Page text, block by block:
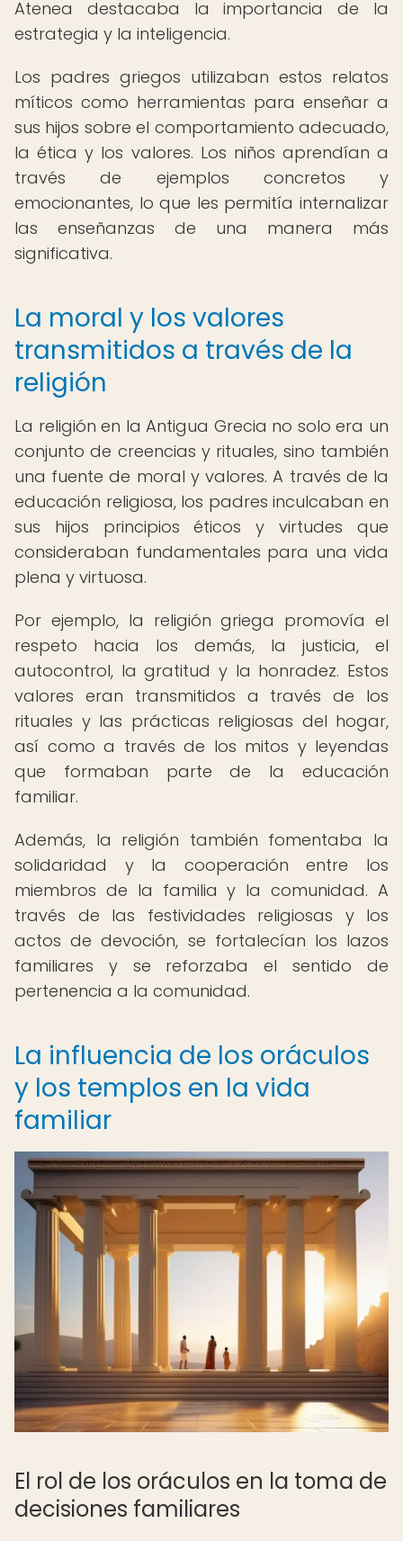
Atenea destacaba la importancia de la
estrategia y la inteligencia.
Los padres griegos utilizaban estos relatos
míticos como herramientas para enseñar a
sus hijos sobre el comportamiento adecuado,
la ética y los valores. Los niños aprendían a
través de ejemplos concretos y
emocionantes, lo que les permitía internalizar
las enseñanzas de una manera más
significativa.
La moral y los valores
transmitidos a través de la
religión
La religión en la Antigua Grecia no solo era un
conjunto de creencias y rituales, sino también
una fuente de moral y valores. A través de la
educación religiosa, los padres inculcaban en
sus hijos principios éticos y virtudes que
consideraban fundamentales para una vida
plena y virtuosa.
Por ejemplo, la religión griega promovía el
respeto hacia los demás, la justicia, el
autocontrol, la gratitud y la honradez. Estos
valores eran transmitidos a través de los
rituales y las prácticas religiosas del hogar,
así como a través de los mitos y leyendas
que formaban parte de la educación
familiar.
Además, la religión también fomentaba la
solidaridad y la cooperación entre los
miembros de la familia y la comunidad. A
través de las festividades religiosas y los
actos de devoción, se fortalecían los lazos
familiares y se reforzaba el sentido de
pertenencia a la comunidad.
La influencia de los oráculos
y los templos en la vida
familiar
El rol de los oráculos en la toma de
decisiones familiares